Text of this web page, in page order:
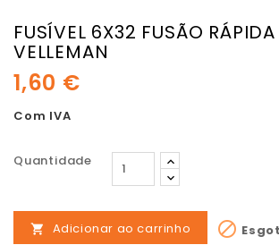
FUSÍVEL 6X32 FUSÃO
VELLEMAN
1,60 €
Com IVA
Quantidade
 Adicionar ao carrinho 